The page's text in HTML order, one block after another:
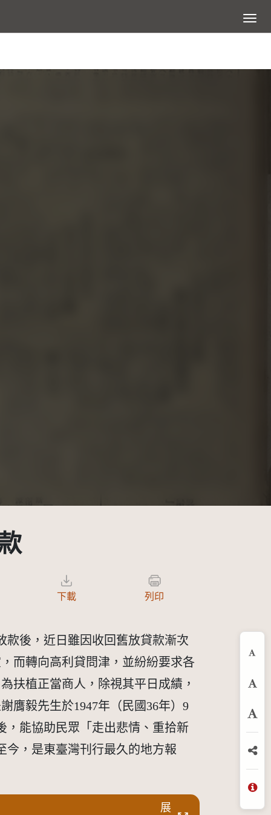
展開選
下載 列印
款後，近日雖因收回舊放貸款漸次
而轉向高利貸問津，並紛紛要求各
扶植正當商人，除視其平日成績，
膺毅先生於1947年（民國36年）9
，能協助民眾「走出悲情、重拾新
今，是東臺灣刊行最久的地方報
展
放
分